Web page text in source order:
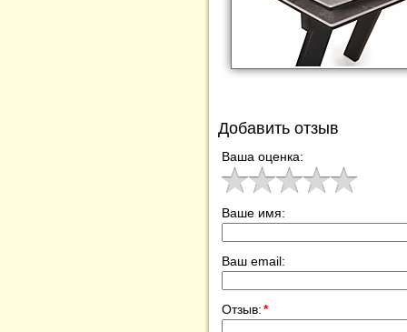
Добавить отзыв
Ваша оценка:
Ваше имя:
Ваш email:
Отзыв:*